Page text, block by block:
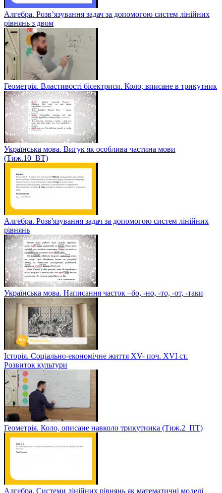
Алгебра. Розв’язування задач за допомогою систем лінійних
рівнянь з двом
Геометрія. Властивості бісектриси. Коло, вписане в трикутник
Українська мова. Вигук як особлива частина мови
(Тиж.10_ВТ)
Алгебра. Розв'язування задач за допомогою систем лінійних
рівнянь
Українська мова. Написання часток –бо, -но, -то, -от, -таки
Історія. Соціально-економічне життя XV- поч. XVI ст.
Розвиток культури
Геометрія. Коло, описане навколо трикутника (Тиж.2_ПТ)
Алгебра. Системи лінійних рівнянь як математичні моделі